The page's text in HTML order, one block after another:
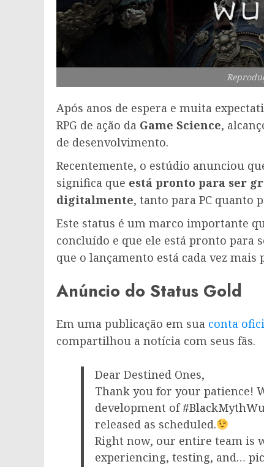
Após anos de espera e muita
RPG de ação da Game Science,
de desenvolvimento.
Recentemente, o estúdio anunciou
significa que está pronto para ser
digitalmente, tanto para PC quanto
Este status é um marco importante
concluído e que ele está pronto para
que o lançamento está cada vez mais
Anúncio do Status Gold
Em uma publicação em sua conta
compartilhou a notícia com seus fãs.
Dear Destined Ones,
Thank you for your patience!
development of
released as scheduled.
Right now, our entire team is
experiencing, testing, and…